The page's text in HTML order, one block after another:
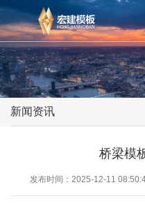
新闻资讯
桥梁模
发布时间：2025-12-11